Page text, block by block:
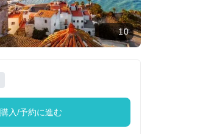
10
購入/予約に進む